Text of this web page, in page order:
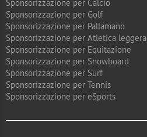
Sponsorizzazione per Calcio
Sponsorizzazione per Golf
Sponsorizzazione per Pallamano
Sponsorizzazione per Atletica leggera
Sponsorizzazione per Equitazione
Sponsorizzazione per Snowboard
Sponsorizzazione per Surf
Sponsorizzazione per Tennis
Sponsorizzazione per eSports